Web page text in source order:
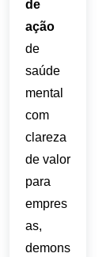
de
ação
de
saúde
mental
com
clareza
de valor
para
empres
as,
demons